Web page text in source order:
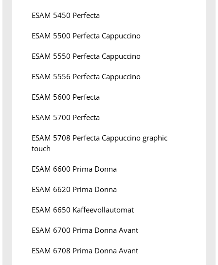
ESAM 5450 Perfecta
ESAM 5500 Perfecta Cappuccino
ESAM 5550 Perfecta Cappuccino
ESAM 5556 Perfecta Cappuccino
ESAM 5600 Perfecta
ESAM 5700 Perfecta
ESAM 5708 Perfecta Cappuccino graphic
touch
ESAM 6600 Prima Donna
ESAM 6620 Prima Donna
ESAM 6650 Kaffeevollautomat
ESAM 6700 Prima Donna Avant
ESAM 6708 Prima Donna Avant